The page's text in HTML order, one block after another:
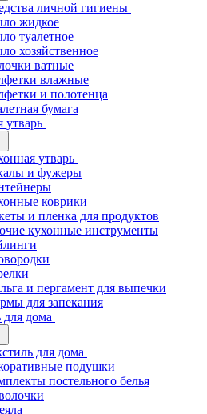
личной гигиены
жидкое
туалетное
хозяйственное
ватные
влажные
и полотенца
бумага
утварь
утварь
и фужеры
коврики
и пленка для продуктов
кухонные инструменты
и пергамент для выпечки
для запекания
для дома
для дома
подушки
постельного белья